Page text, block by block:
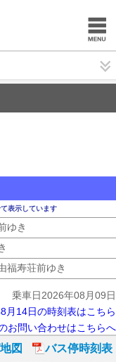
表示しています
ゆき
福寿荘前ゆき
乗車日2026年08月09日
月14日の時刻表はこちら
お問い合わせはこちらへ
図
バス停時刻表